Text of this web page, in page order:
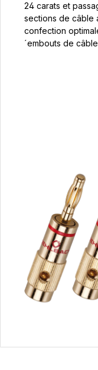
24 carats et
sections de câble
confection
´embouts de